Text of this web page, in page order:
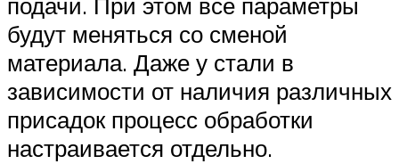
будут меняться со сменой
материала. Даже у стали в
зависимости от наличия различных
присадок процесс обработки
настраивается отдельно.